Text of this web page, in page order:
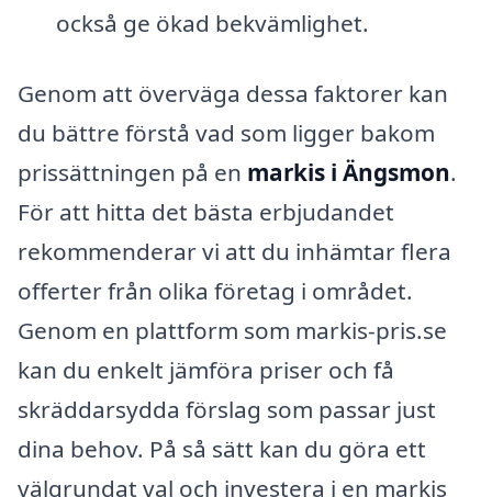
också ge ökad bekvämlighet.
Genom att överväga dessa faktorer kan
du bättre förstå vad som ligger bakom
prissättningen på en markis i Ängsmon.
För att hitta det bästa erbjudandet
rekommenderar vi att du inhämtar flera
offerter från olika företag i området.
Genom en plattform som markis-pris.se
kan du enkelt jämföra priser och få
skräddarsydda förslag som passar just
dina behov. På så sätt kan du göra ett
välgrundat val och investera i en markis